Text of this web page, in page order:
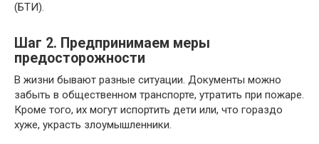
(БТИ).
Шаг 2. Предпринимаем меры
предосторожности
В жизни бывают разные ситуации. Документы можно
забыть в общественном транспорте, утратить при пожаре.
Кроме того, их могут испортить дети или, что гораздо
хуже, украсть злоумышленники.